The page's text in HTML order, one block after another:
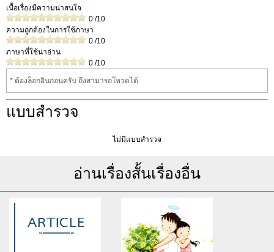
เนื้อเรื่องมีความน่าสนใจ
0 /10
ความถูกต้องในการใช้ภาษา
0 /10
ภาษาที่ใช้น่าอ่าน
0 /10
* ต้องล็อกอินก่อนครับ ถึงสามารถโหวดได้
แบบสำรวจ
ไม่มีแบบสำรวจ
อ่านเรื่องสั้นเรื่องอื่น